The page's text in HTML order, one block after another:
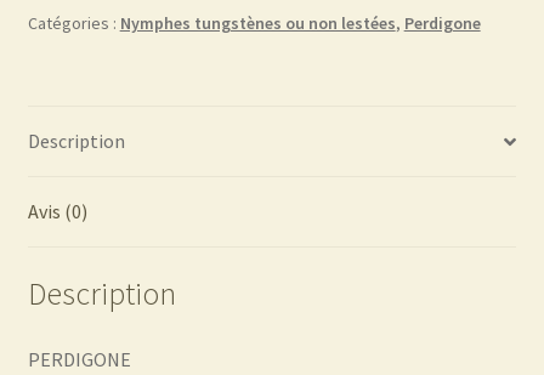
FC083
Catégories : Nymphes tungstènes ou non lestées, Perdigone
Description
Avis (0)
Description
PERDIGONE